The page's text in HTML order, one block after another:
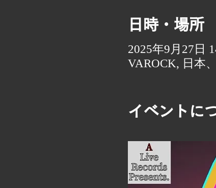
日時・場所
2025年9月27日
VAROCK, 日本
イベントに